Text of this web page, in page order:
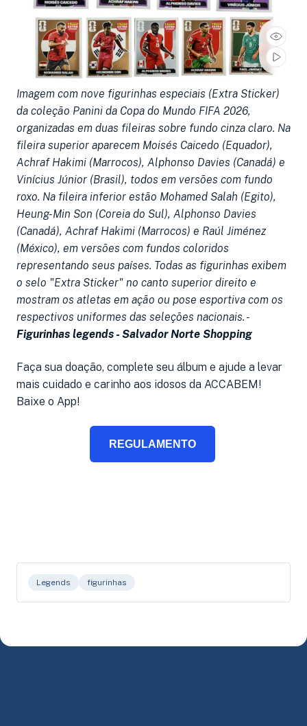
Imagem com nove figurinhas especiais (Extra Sticker)
da coleção Panini da Copa do Mundo FIFA 2026,
organizadas em duas fileiras sobre fundo cinza claro. Na
fileira superior aparecem Moisés Caicedo (Equador),
Achraf Hakimi (Marrocos), Alphonso Davies (Canadá) e
Vinícius Júnior (Brasil), todos em versões com fundo
roxo. Na fileira inferior estão Mohamed Salah (Egito),
Heung-Min Son (Coreia do Sul), Alphonso Davies
(Canadá), Achraf Hakimi (Marrocos) e Raúl Jiménez
(México), em versões com fundos coloridos
representando seus países. Todas as figurinhas exibem
o selo "Extra Sticker" no canto superior direito e
mostram os atletas em ação ou pose esportiva com os
respectivos uniformes das seleções nacionais. -
Figurinhas legends - Salvador Norte Shopping
Faça sua doação, complete seu álbum e ajude a levar
mais cuidado e carinho aos idosos da ACCABEM!
Baixe o App!
REGULAMENTO
Legends figurinhas